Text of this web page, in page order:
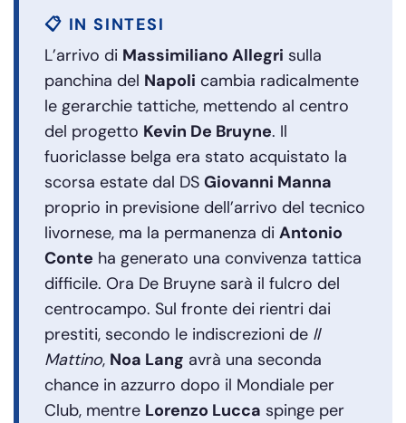
📋 IN SINTESI
L’arrivo di Massimiliano Allegri sulla
panchina del Napoli cambia radicalmente
le gerarchie tattiche, mettendo al centro
del progetto Kevin De Bruyne. Il
fuoriclasse belga era stato acquistato la
scorsa estate dal DS Giovanni Manna
proprio in previsione dell’arrivo del tecnico
livornese, ma la permanenza di Antonio
Conte ha generato una convivenza tattica
difficile. Ora De Bruyne sarà il fulcro del
centrocampo. Sul fronte dei rientri dai
prestiti, secondo le indiscrezioni de Il
Mattino, Noa Lang avrà una seconda
chance in azzurro dopo il Mondiale per
Club, mentre Lorenzo Lucca spinge per